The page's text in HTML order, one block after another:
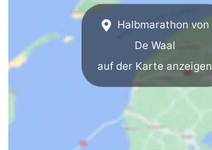
trinken
Veranstaltungen
Praktisch
Halbmarathon von
De Waal
auf der Karte anzeigen